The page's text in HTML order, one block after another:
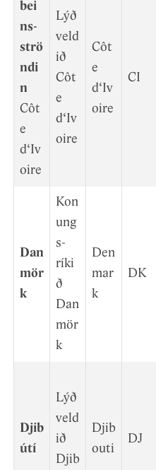
bei
ns­
strö
ndi
n
Côt
e
d‘Iv
oire
Lýð
veld
ið
Côt
e
d‘Iv
oire
Côt
e
d‘Iv
oire
CI
Dan
mör
k
Kon
ung
s­
ríki
ð
Dan
mör
k
Den
mar
k
DK
Djib
útí
Lýð
veld
ið
Djib
Djib
outi
DJ